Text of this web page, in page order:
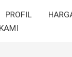
PROFIL